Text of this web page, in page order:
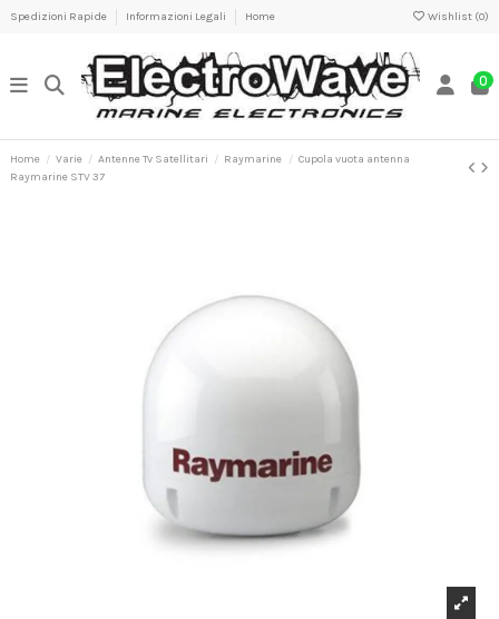
Spedizioni Rapide Informazioni Legali Home Wishlist (0)
0
Home Varie Antenne Tv Satellitari Raymarine
Cupola vuota antenna
Raymarine STV 37